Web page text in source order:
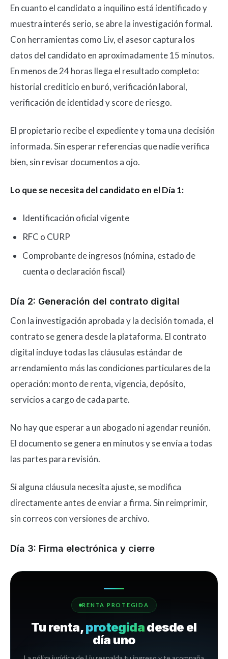
En cuanto el candidato a inquilino está identificado y
muestra interés serio, se abre la investigación formal.
Con herramientas como Liv, el asesor captura los
datos del candidato en aproximadamente 15 minutos.
En menos de 24 horas llega el resultado completo:
historial crediticio en buró, verificación laboral,
verificación de identidad y score de riesgo.
El propietario recibe el expediente y toma una decisión
informada. Sin esperar referencias que nadie verifica
bien, sin revisar documentos a ojo.
Lo que se necesita del candidato en el Día 1:
Identificación oficial vigente
RFC o CURP
Comprobante de ingresos (nómina, estado de
cuenta o declaración fiscal)
Día 2: Generación del contrato digital
Con la investigación aprobada y la decisión tomada, el
contrato se genera desde la plataforma. El contrato
digital incluye todas las cláusulas estándar de
arrendamiento más las condiciones particulares de la
operación: monto de renta, vigencia, depósito,
servicios a cargo de cada parte.
No hay que esperar a un abogado ni agendar reunión.
El documento se genera en minutos y se envía a todas
las partes para revisión.
Si alguna cláusula necesita ajuste, se modifica
directamente antes de enviar a firma. Sin reimprimir,
sin correos con versiones de archivo.
Día 3: Firma electrónica y cierre
RENTA PROTEGIDA
Tu renta,protegidadesde el
día uno